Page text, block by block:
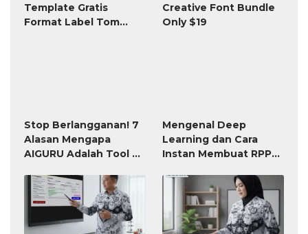
Template Gratis
Format Label Tom
Creative Font Bundle
Only $19
Stop Berlangganan! 7
AIGURU Adalah Tool AI
untuk Guru Paling
Worth It (Bayar 79
Ribu, Untung Seumur
Instan Membuat RPP
atau Modul Ajar